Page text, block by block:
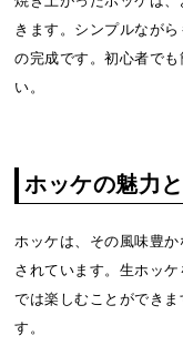
きます。シンプルなが
の完成です。初心者で
い。
ホッケの魅力
ホッケは、その風味豊
されています。生ホッ
では楽しむことができ
す。